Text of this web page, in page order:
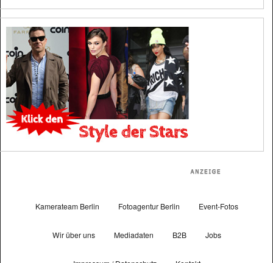
Kamerateam Berlin Fotoagentur Berlin Event-Fotos
Wir über uns Mediadaten B2B Jobs